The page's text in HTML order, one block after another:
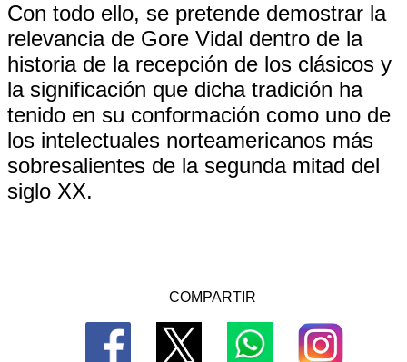
Con todo ello, se pretende demostrar la
relevancia de Gore Vidal dentro de la
historia de la recepción de los clásicos y
la significación que dicha tradición ha
tenido en su conformación como uno de
los intelectuales norteamericanos más
sobresalientes de la segunda mitad del
siglo XX.
COMPARTIR